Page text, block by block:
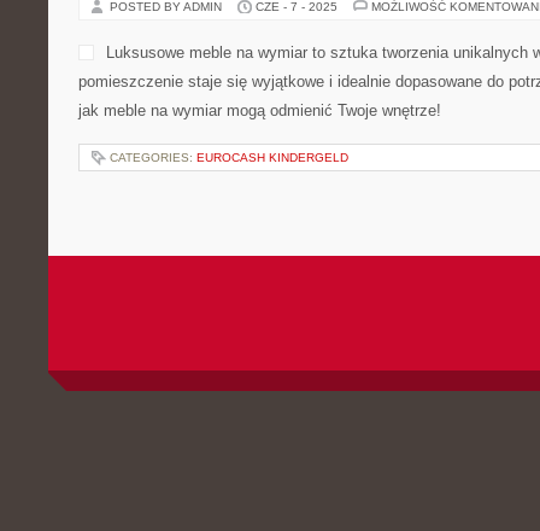
POSTED BY ADMIN CZE - 7 - 2025 MOŻLIWOŚĆ
Luksusowe meble na wymiar to sztuka tworzenia unikalnych
pomieszczenie staje się wyjątkowe i idealnie dopasowane do
jak meble na wymiar mogą odmienić Twoje wnętrze!
CATEGORIES: EUROCASH KINDERGELD